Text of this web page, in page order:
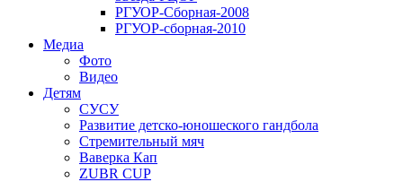
РГУОР-Сборная-2008
РГУОР-сборная-2010
Медиа
Фото
Видео
Детям
СУСУ
Развитие детско-юношеского гандбола
Стремительный мяч
Ваверка Кап
ZUBR CUP